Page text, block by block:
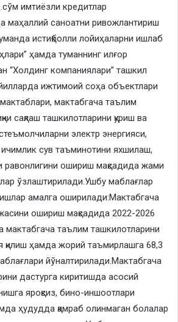
имтиёзли кредитлар
маҳаллий саноатни ривожлантириш
истиқболли лойиҳаларни ишлаб
ҳамда туманнинг илғор
“Холдинг компаниялари” ташкил
ижтимоий соҳа объектлари
мактабгача таълим
сақлаш ташкилотларини қуриш ва
электр энергияси,
сув таъминотини яхшилаш,
равонлигини ошириш мақсадида жами
ўзлаштирилади.Ушбу маблағлар
амалга оширилади:Мактабгача
ошириш мақсадида 2022-2026
мактабгача таълим ташкилотларини
қилиш ҳамда жорий таъмирлашга 68,3
йўналтирилади.Мактабгача
дастурга киритишда асосий
яроқсиз, бино-иншоотлари
ҳудудда қамраб олинмаган болалар